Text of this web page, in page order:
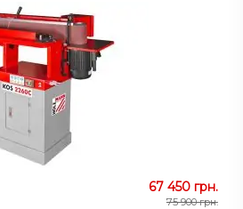
67 450 грн.
75 900 грн.